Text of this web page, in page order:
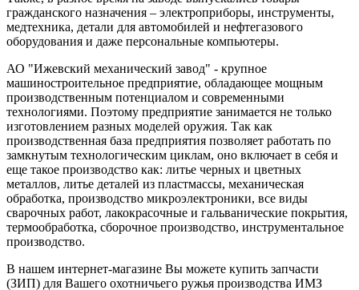
гражданского назначения – электроприборы, инструменты,
медтехника, детали для автомобилей и нефтегазового
оборудования и даже персональные компьютеры.
АО "Ижевский механический завод" - крупное
машиностроительное предприятие, обладающее мощным
производственным потенциалом и современными
технологиями. Поэтому предприятие занимается не только
изготовлением разных моделей оружия. Так как
производственная база предприятия позволяет работать по
замкнутым технологическим циклам, оно включает в себя и
еще такое производство как: литье черных и цветных
металлов, литье деталей из пластмассы, механическая
обработка, производство микроэлектроники, все виды
сварочных работ, лакокрасочные и гальванические покрытия,
термообработка, сборочное производство, инструментальное
производство.
В нашем интернет-магазине Вы можете купить запчасти
(ЗИП) для Вашего охотничьего ружья производства ИМЗ